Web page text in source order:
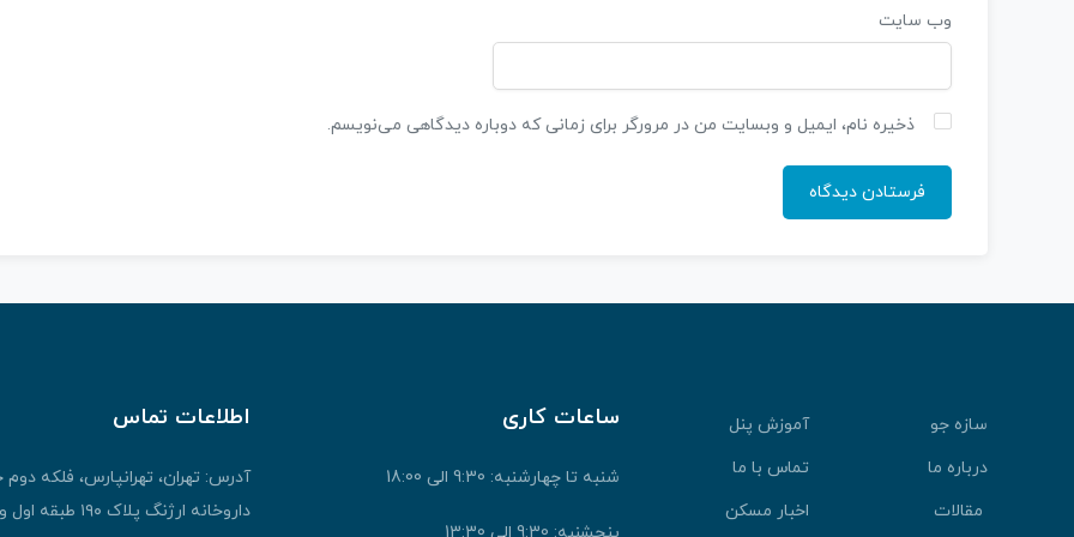
وب‌ سایت
ذخیره نام، ایمیل و وبسایت من در مرورگر برای زمانی که دوباره دیدگاهی می‌نویسم.
سازه جو
آموزش پنل
درباره ما
تماس با ما
مقالات
اخبار مسکن
ساعات کاری
شنبه تا چهارشنبه: 9:30 الی 18:00
اطلاعات تماس
آدرس: تهران، تهرانپارس، فلکه
داروخانه ارژنگ پلاک ۱۹۰ طبقه اول واحد ۱